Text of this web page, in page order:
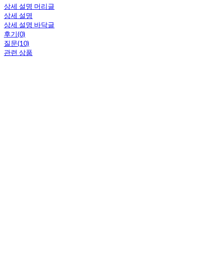
상세 설명 머리글
상세 설명
상세 설명 바닥글
후기(0)
질문(10)
관련 상품